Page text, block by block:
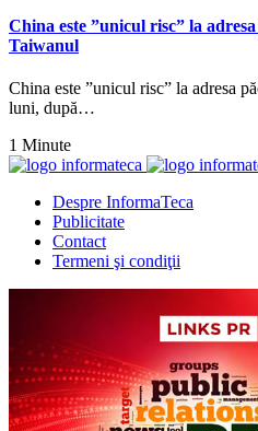
China este ”unicul risc” la
Taiwanul
China este ”unicul risc” la adresa
luni, după…
1 Minute
Despre InformaTeca
Publicitate
Contact
Termeni şi condiţii